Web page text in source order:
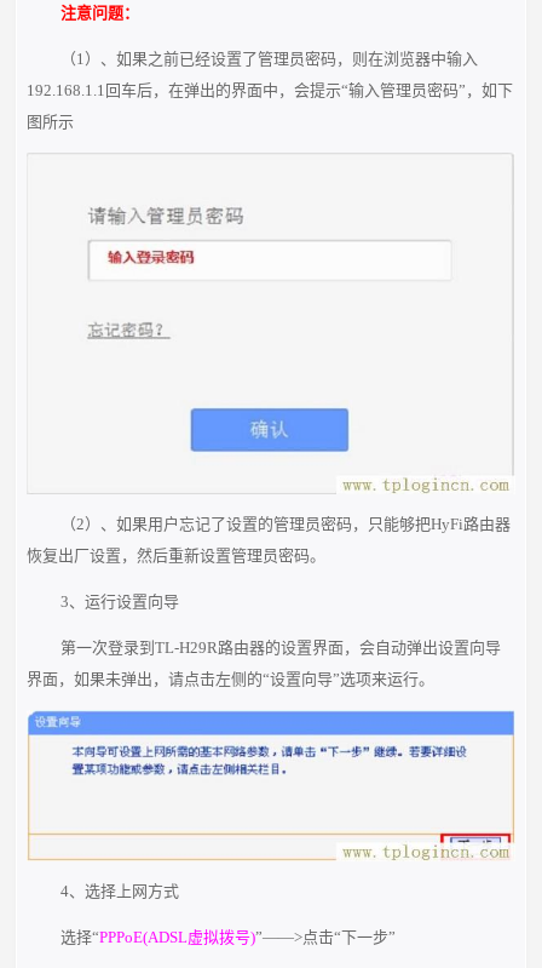
注意问题：
（1）、如果之前已经设置了管理员密码，则在浏览器中输入
192.168.1.1回车后，在弹出的界面中，会提示“输入管理员密码”，如下
图所示
（2）、如果用户忘记了设置的管理员密码，只能够把HyFi路由器
恢复出厂设置，然后重新设置管理员密码。
3、运行设置向导
第一次登录到TL-H29R路由器的设置界面，会自动弹出设置向导
界面，如果未弹出，请点击左侧的“设置向导”选项来运行。
4、选择上网方式
选择“PPPoE(ADSL虚拟拨号)”——>点击“下一步”